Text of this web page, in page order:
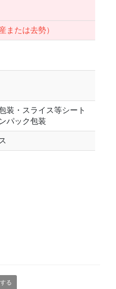
または去勢）
装・スライス等シート
パック包装
る